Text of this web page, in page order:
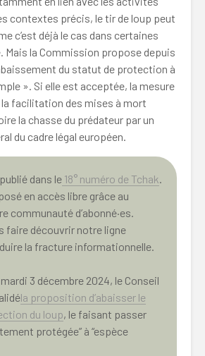
contextes précis, le tir de loup peut
c’est déjà le cas dans certaines
Mais la Commission propose depuis
du statut de protection à
». Si elle est acceptée, la mesure
facilitation des mises à mort
la chasse du prédateur par un
du cadre légal européen.
dans le 18° numéro de Tchak.
en accès libre grâce au
communauté d’abonné·es.
faire découvrir notre ligne
la fracture informationnelle.
3 décembre 2024, le Conseil
la proposition d’abaisser le
du loup, le faisant passer
protégée” à “espèce